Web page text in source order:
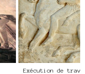
Exécution de